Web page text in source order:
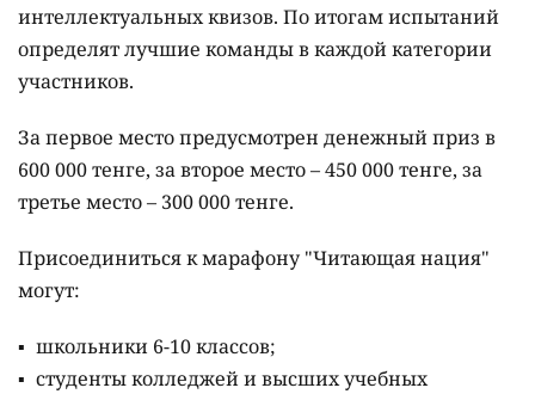
интеллектуальных квизов. По итогам испытаний
определят лучшие команды в каждой категории
участников.
За первое место предусмотрен денежный приз в
600 000 тенге, за второе место – 450 000 тенге, за
третье место – 300 000 тенге.
Присоединиться к марафону "Читающая нация"
могут:
школьники 6-10 классов;
студенты колледжей и высших учебных